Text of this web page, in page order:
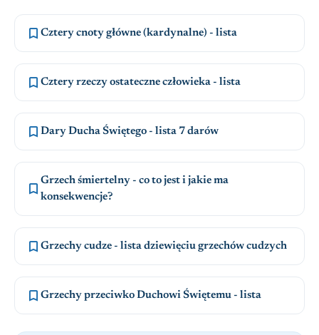
 Cztery cnoty główne (kardynalne) - lista
 Cztery rzeczy ostateczne człowieka - lista
 Dary Ducha Świętego - lista 7 darów
 Grzech śmiertelny - co to jest i jakie ma
konsekwencje?
 Grzechy cudze - lista dziewięciu grzechów cudzych
 Grzechy przeciwko Duchowi Świętemu - lista